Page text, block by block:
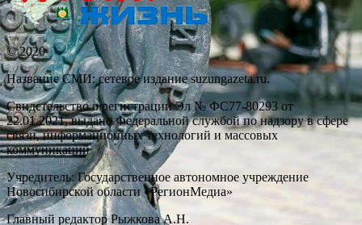
© 2020
Название СМИ: cетевое издание suzungazeta.ru.
Свидетельство о регистрации Эл № ФС77-80293 от
22.01.2021, выдано Федеральной службой по надзору в сфере
связи, информационных технологий и массовых
коммуникаций
Учредитель: Государственное автономное учреждение
Новосибирской области «РегионМедиа»
Главный редактор Рыжкова А.Н.